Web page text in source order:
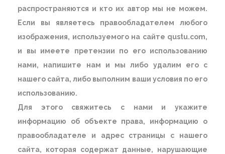
распространяются и кто их автор мы не можем.
Если вы являетесь правообладателем любого
изображения, используемого на сайте qustu.com,
и вы имеете претензии по его использованию
нами, напишите нам и мы либо удалим его с
нашего сайта, либо выполним ваши условия по его
использованию.
Для этого свяжитесь с нами и укажите
информацию об объекте права, информацию о
правообладателе и адрес страницы с нашего
сайта, которая содержат данные, нарушающие